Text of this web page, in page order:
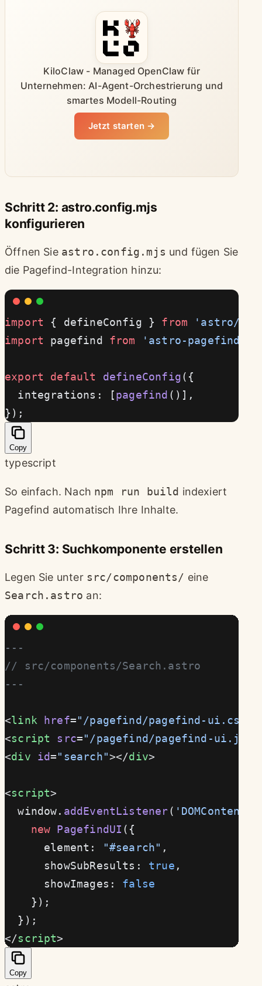
KiloClaw - Managed OpenClaw für
Unternehmen: AI-Agent-Orchestrierung und
smartes Modell-Routing
Jetzt starten →
Schritt 2: astro.config.mjs
konfigurieren
Öffnen Sie astro.config.mjs und fügen Sie
die Pagefind-Integration hinzu:
import { defineConfig } from 'astro/
import pagefind from 'astro-pagefind'
export default defineConfig({
  integrations: [
pagefind ()],
});
Copy
typescript
So einfach. Nach npm run build indexiert
Pagefind automatisch Ihre Inhalte.
Schritt 3: Suchkomponente erstellen
Legen Sie unter src/components/ eine
Search.astro an:
---
// src/components/Search.astro
---
<link href="/pagefind/pagefind-ui.css"
<script src="/pagefind/pagefind-ui.js"
<div id="search"></div>
<script>
  window.
addEventListener(
    new
PagefindUI ({
      element:
"#search" ,
      showSubResults:
true ,
      showImages:
false
    });
  });
</script>
Copy